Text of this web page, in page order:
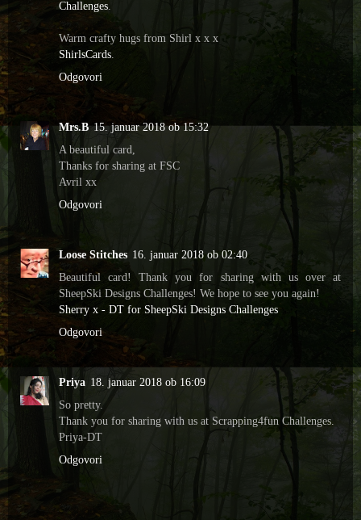
Challenges
Warm crafty hugs from Shirl x x x
ShirlsCards
Odgovori
Mrs.B 15. januar 2018 ob 15:32
A beautiful card,
Thanks for sharing at FSC
Avril xx
Odgovori
Loose Stitches 16. januar 2018 ob 02:40
Beautiful card! Thank you for sharing with us over at
SheepSki Designs Challenges! We hope to see you again!
Sherry x - DT for SheepSki Designs Challenges
Odgovori
Priya 18. januar 2018 ob 16:09
So pretty.
Thank you for sharing with us at Scrapping4fun Challenges.
Priya-DT
Odgovori